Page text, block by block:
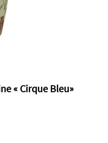
« Cirque Bleu»